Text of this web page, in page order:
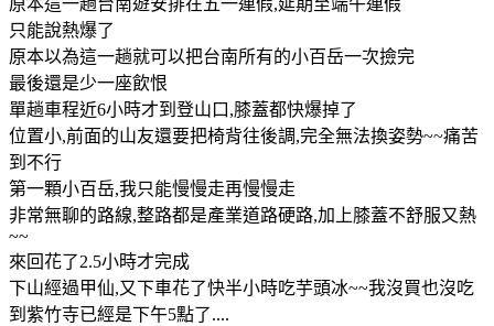
只能說熱爆了
原本以為這一趟就可以把台南所有的小百岳一次撿完
最後還是少一座飲恨
單趟車程近6小時才到登山口,膝蓋都快爆掉了
位置小,前面的山友還要把椅背往後調,完全無法換姿勢~~痛苦
到不行
第一顆小百岳,我只能慢慢走再慢慢走
非常無聊的路線,整路都是產業道路硬路,加上膝蓋不舒服又熱
~~
來回花了2.5小時才完成
下山經過甲仙,又下車花了快半小時吃芋頭冰~~我沒買也沒吃
到紫竹寺已經是下午5點了....